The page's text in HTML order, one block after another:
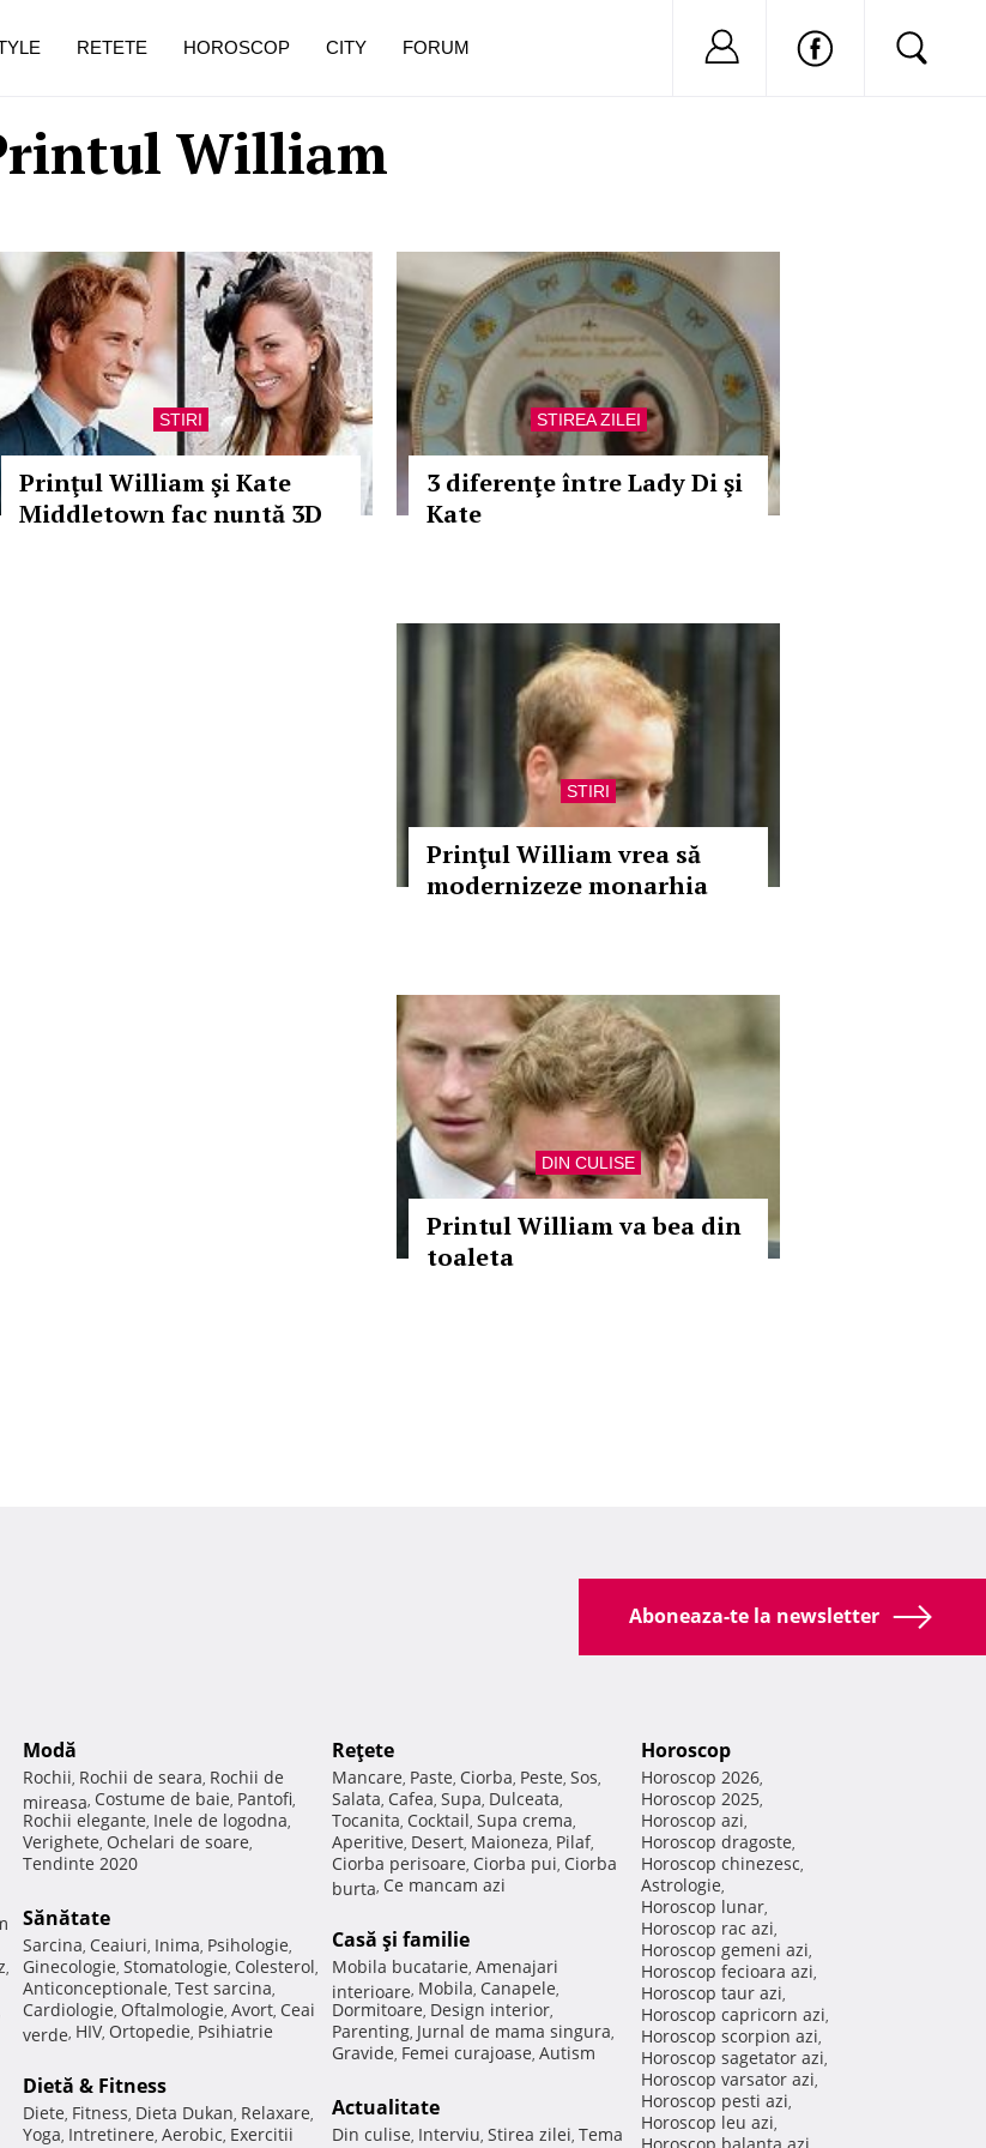
William
STIRI
Prinţul William şi Kate
Middletown fac nuntă 3D
STIREA ZILEI
3 diferenţe între Lady Di şi
Kate
STIRI
Prinţul William vrea să
modernizeze monarhia
DIN CULISE
Printul William va bea din
toaleta
RETETE HOROSCOP CITY FORUM Nu ai cont?
pe măsură ce înaintezi în vârstă
Aboneaza-te la newsletter
,
Modă
Rochii, Rochii de seara, Rochii de
mireasa, Costume de baie, Pantofi,
Rochii elegante, Inele de logodna,
Verighete, Ochelari de soare,
Tendinte 2020
Sănătate
Sarcina, Ceaiuri, Inima, Psihologie,
Ginecologie, Stomatologie, Colesterol,
Anticonceptionale, Test sarcina,
Cardiologie, Oftalmologie, Avort, Ceai
verde, HIV, Ortopedie, Psihiatrie
Dietă & Fitness
Diete, Fitness, Dieta Dukan, Relaxare,
Yoga, Intretinere, Aerobic, Exercitii
Reţete
Mancare, Paste, Ciorba, Peste, Sos,
Salata, Cafea, Supa, Dulceata,
Tocanita, Cocktail, Supa crema,
Aperitive, Desert, Maioneza, Pilaf,
Ciorba perisoare, Ciorba pui, Ciorba
burta, Ce mancam azi
Casă şi familie
Mobila bucatarie, Amenajari
interioare, Mobila, Canapele,
Dormitoare, Design interior,
Parenting, Jurnal de mama singura,
Gravide, Femei curajoase, Autism
Actualitate
Din culise, Interviu, Stirea zilei, Tema
Horoscop
Horoscop 2026,
Horoscop 2025,
Horoscop azi,
Horoscop dragoste,
Horoscop chinezesc,
Astrologie,
Horoscop lunar,
Horoscop rac azi,
Horoscop gemeni azi,
Horoscop fecioara azi,
Horoscop taur azi,
Horoscop capricorn azi,
Horoscop scorpion azi,
Horoscop sagetator azi,
Horoscop varsator azi,
Horoscop pesti azi,
Horoscop leu azi,